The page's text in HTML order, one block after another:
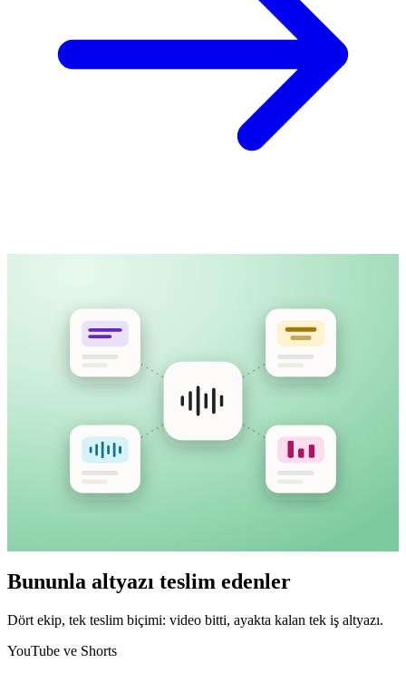
Video yükleyin veya herkese açık bağlantı yapıştırın
Bununla altyazı teslim edenler
Dört ekip, tek teslim biçimi: video bitti, ayakta kalan tek iş altyazı.
YouTube ve Shorts